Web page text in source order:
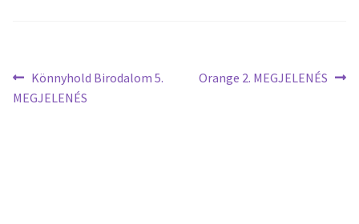
Könnyhold Birodalom 5.
MEGJELENÉS
Orange 2. MEGJELENÉS